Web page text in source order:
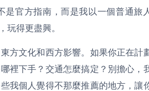
官方指南，而是我以一個普通旅
玩得更盡興。
方文化和西方影響。如果你正在計
裡下手？交通怎麼搞定？別擔心，
我個人覺得不那麼推薦的地方，讓